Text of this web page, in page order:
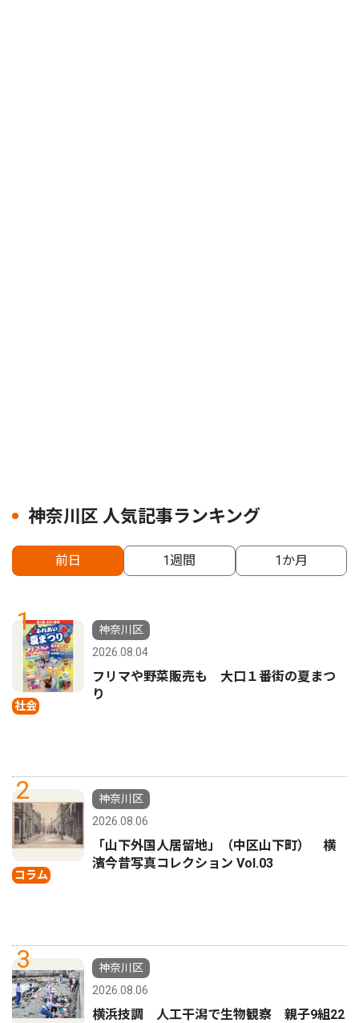
神奈川区 人気記事ランキング
前日 1週間 1か月
1
社会
神奈川区
2026.08.04
フリマや野菜販売も 大口１番街の夏まつ
り
2
コラム
神奈川区
2026.08.06
「山下外国人居留地」（中区山下町） 横
濱今昔写真コレクション Vol.03
3
神奈川区
2026.08.06
横浜技調 人工干潟で生物観察 親子9組22